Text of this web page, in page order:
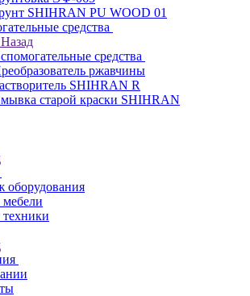
SHIHRAN PU WOOD 01
средства
Назад
средства
ржавчины
SHIHRAN R
старой краски SHIHRAN
оборудования